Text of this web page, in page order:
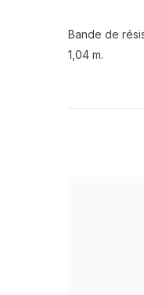
Bande de
1,04 m.